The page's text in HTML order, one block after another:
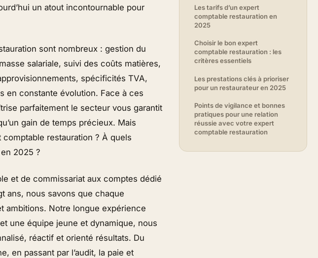
un atout incontournable pour
sont nombreux : gestion du
salariale, suivi des coûts matières,
spécificités TVA,
en constante évolution. Face à ces
parfaitement le secteur vous garantit
gain de temps précieux. Mais
restauration ? À quels
2025 ?
et de commissariat aux comptes dédié
ans, nous savons que chaque
ambitions. Notre longue expérience
une équipe jeune et dynamique, nous
réactif et orienté résultats. Du
en passant par l’audit, la paie et
Les tarifs d’un expert
comptable restauration en
2025
Choisir le bon expert
comptable restauration : les
critères essentiels
Les prestations clés à prioriser
pour un restaurateur en 2025
Points de vigilance et bonnes
pratiques pour une relation
réussie avec votre expert
comptable restauration